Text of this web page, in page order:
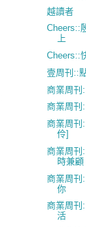
越讀者
Cheers::
上
Cheers::
壹周刊::
商業周刊
商業周刊
商業周刊
伶]
商業周刊
時兼顧
商業周刊
你
商業周刊
活